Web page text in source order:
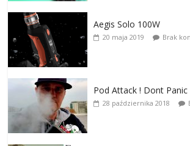
Aegis Solo 100W
20 maja 2019 Brak
Pod Attack ! Dont Panic
28 października 2018